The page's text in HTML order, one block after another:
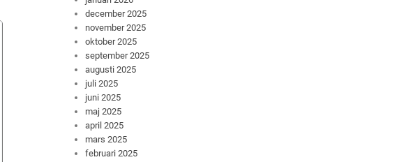
december 2025
november 2025
oktober 2025
september 2025
augusti 2025
juli 2025
juni 2025
maj 2025
april 2025
mars 2025
februari 2025